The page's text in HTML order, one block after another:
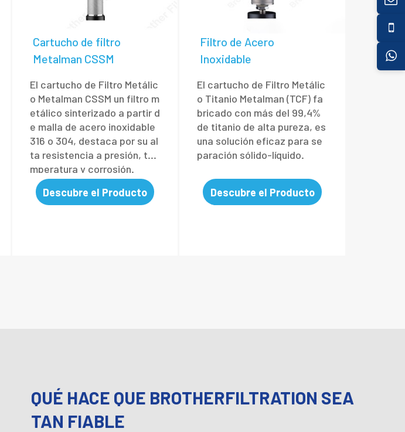
Cartucho de filtro
Metalman CSSM
El cartucho de Filtro Metálic
o Metalman CSSM un filtro m
etálico sinterizado a partir d
e malla de acero inoxidable
316 o 304, destaca por su al
ta resistencia a presión, te
mperatura y corrosión.
Descubre el Producto
Filtro de Acero
Inoxidable
El cartucho de Filtro Metálic
o Titanio Metalman (TCF) fa
bricado con más del 99,4%
de titanio de alta pureza, es
una solución eficaz para se
paración sólido-líquido.
Descubre el Producto
QUÉ HACE QUE BROTHERFILTRATION SEA
TAN FIABLE